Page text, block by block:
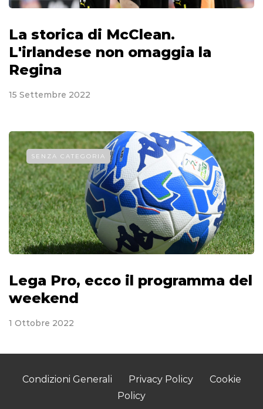
La storica di McClean.
L'irlandese non omaggia la
Regina
15 Settembre 2022
SENZA CATEGORIA
Lega Pro, ecco il programma del
weekend
1 Ottobre 2022
Condizioni Generali Privacy Policy
Cookie
Policy